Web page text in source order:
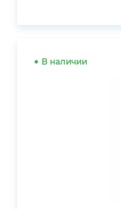
В наличии